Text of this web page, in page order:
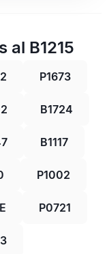
al B1215
P1673
B1724
B1117
P1002
P0721